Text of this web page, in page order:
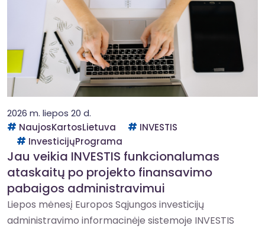
2026 m. liepos 20 d.
NaujosKartosLietuva
INVESTIS
InvesticijųPrograma
Jau veikia INVESTIS funkcionalumas
ataskaitų po projekto finansavimo
pabaigos administravimui
Liepos mėnesį Europos Sąjungos investicijų
administravimo informacinėje sistemoje INVESTIS